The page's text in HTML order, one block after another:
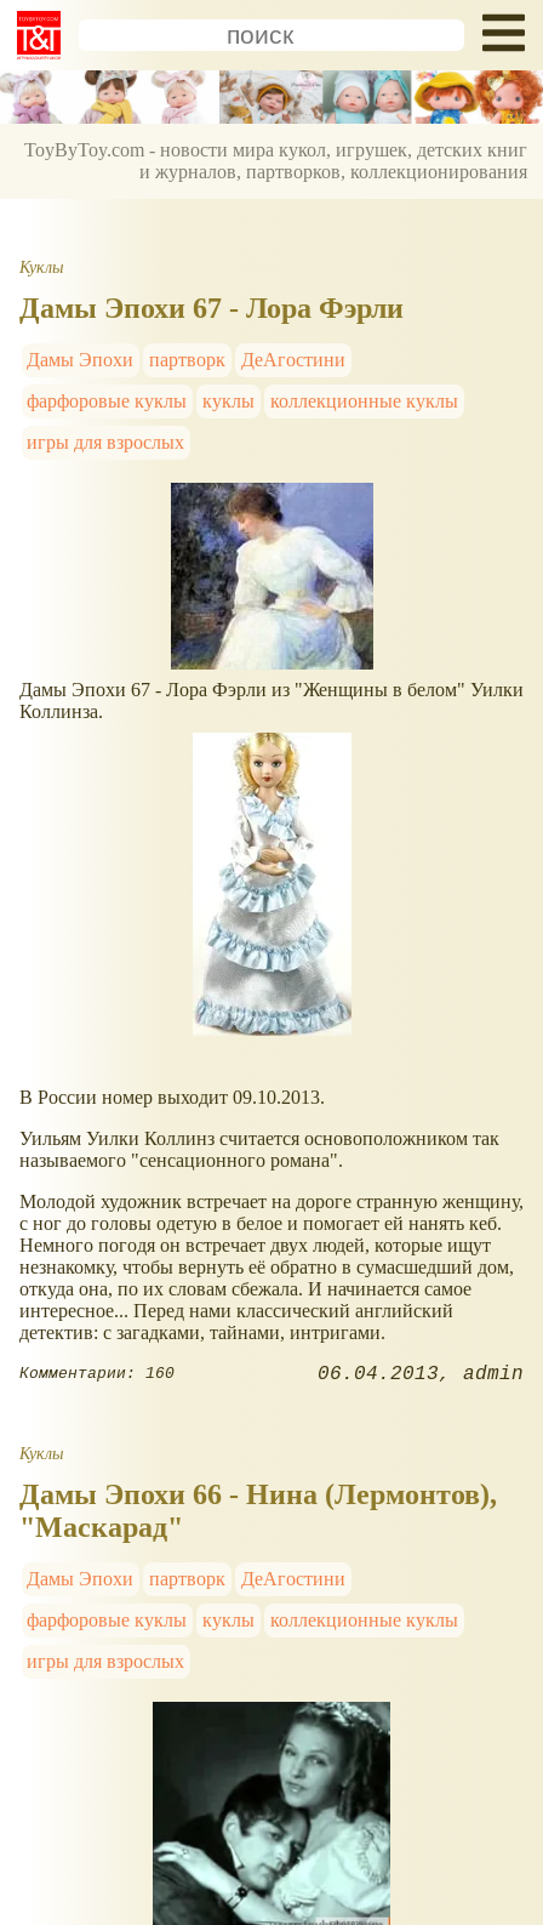
ToyByToy.com - новости мира кукол, игрушек, детских книг
и журналов, партворков, коллекционирования
Куклы
Дамы Эпохи 67 - Лора Фэрли
Дамы Эпохи партворк
ДеАгостини
фарфоровые куклы
куклы
коллекционные куклы
игры для взрослых
Дамы Эпохи 67 - Лора Фэрли из "Женщины в белом" Уилки
Коллинза.
В России номер выходит 09.10.2013.
Уильям Уилки Коллинз считается основоположником так
называемого "сенсационного романа".
Молодой художник встречает на дороге странную женщину,
с ног до головы одетую в белое и помогает ей нанять кеб.
Немного погодя он встречает двух людей, которые ищут
незнакомку, чтобы вернуть её обратно в сумасшедший дом,
откуда она, по их словам сбежала. И начинается самое
интересное... Перед нами классический английский
детектив: с загадками, тайнами, интригами.
Комментарии: 160 06.04.2013 admin
Куклы
Дамы Эпохи 66 - Нина (Лермонтов),
"Маскарад"
Дамы Эпохи партворк
ДеАгостини
фарфоровые куклы
куклы
коллекционные куклы
игры для взрослых